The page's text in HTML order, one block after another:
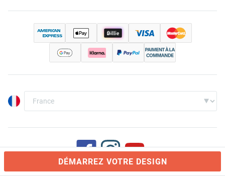
DÉMARREZ VOTRE DESIGN